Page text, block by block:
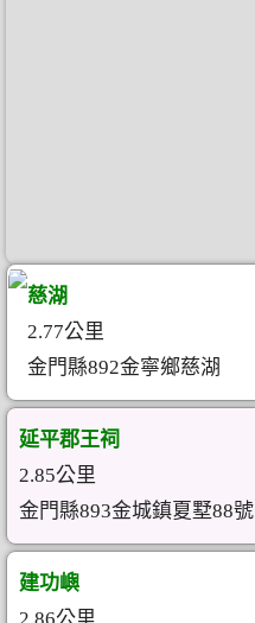
慈湖
2.77公里
金門縣892金寧鄉慈湖
延平郡王祠
2.85公里
金門縣893金城鎮夏墅88號
建功嶼